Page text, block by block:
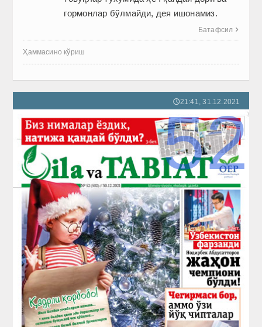
гормонлар бўлмайди, дея ишонамиз.
Батафсил 
Ҳаммасино кўриш
🕔21:41, 31.12.2021
52